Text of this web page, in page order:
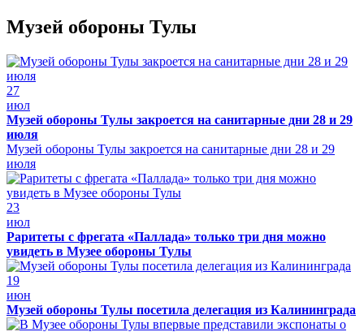
Музей обороны Тулы
27
июл
Музей обороны Тулы закроется на санитарные дни 28 и 29
июля
Музей обороны Тулы закроется на санитарные дни 28 и 29
июля
23
июл
Раритеты с фрегата «Паллада» только три дня можно
увидеть в Музее обороны Тулы
19
июн
Музей обороны Тулы посетила делегация из Калининграда